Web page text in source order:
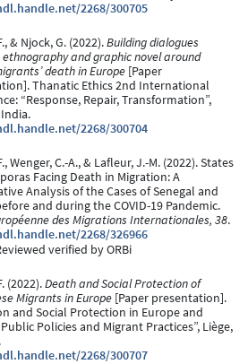
2268/300705
& Njock, G. (2022).Building dialogues
and graphic novel around
death in Europe [Paper
Thanatic Ethics 2nd International
“Response, Repair, Transformation”,
2268/300704
Wenger, C.-A., & Lafleur, J.-M. (2022). States
Facing Death in Migration: A
Analysis of the Cases of Senegal and
and during the COVID-19 Pandemic.
des Migrations Internationales, 38.
2268/326966
verified by ORBi
(2022).Death and Social Protection of
Migrants in Europe [Paper presentation].
and Social Protection in Europe and
Policies and Migrant Practices”, Liège,
2268/300707